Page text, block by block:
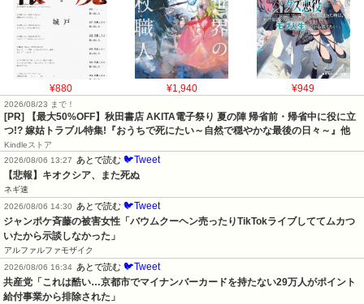
¥880 ¥1,940 ¥949
2026/08/23 まで！
[PR] 【最大50%OFF】秋田書店 AKITA電子祭り 夏の陣 帰省前・帰省中に役に立
つ!? 嫁姑トラブル特集!『おうちで死にたい～自然で穏やかな最後の日々～』他
Kindleストア
2026/08/06 13:27
あとで読む 🐦Tweet
【悲報】キオクシア、また死ぬ
ネギ速
2026/08/06 14:30
あとで読む 🐦Tweet
ジャンポケ斉藤の被害女性「バウムクーヘン売ったりTikTokライブしててムカつ
いたから示談しなかった」
アルファルファモザイク
2026/08/06 16:34 あとで読む 🐦Tweet
共産党「これは酷い…京都市でマイナンバーカードを持たない29万人がポイント
給付事業から排除された」